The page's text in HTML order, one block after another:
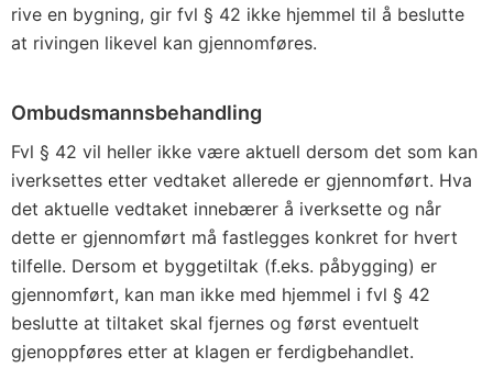
rive en bygning, gir fvl § 42 ikke hjemmel til å beslutte
at rivingen likevel kan gjennomføres.
Ombudsmannsbehandling
Fvl § 42 vil heller ikke være aktuell dersom det som kan
iverksettes etter vedtaket allerede er gjennomført. Hva
det aktuelle vedtaket innebærer å iverksette og når
dette er gjennomført må fastlegges konkret for hvert
tilfelle. Dersom et byggetiltak (f.eks. påbygging) er
gjennomført, kan man ikke med hjemmel i fvl § 42
beslutte at tiltaket skal fjernes og først eventuelt
gjenoppføres etter at klagen er ferdigbehandlet.